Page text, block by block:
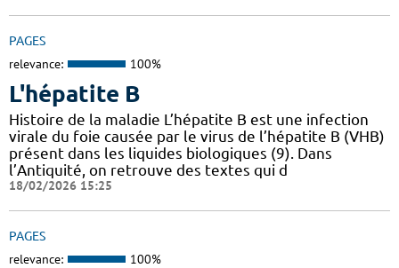
PAGES
relevance: 100%
L'hépatite B
Histoire de la maladie L’hépatite B est une infection
virale du foie causée par le virus de l’hépatite B (VHB)
présent dans les liquides biologiques (9). Dans
l’Antiquité, on retrouve des textes qui d
18/02/2026 15:25
PAGES
relevance: 100%